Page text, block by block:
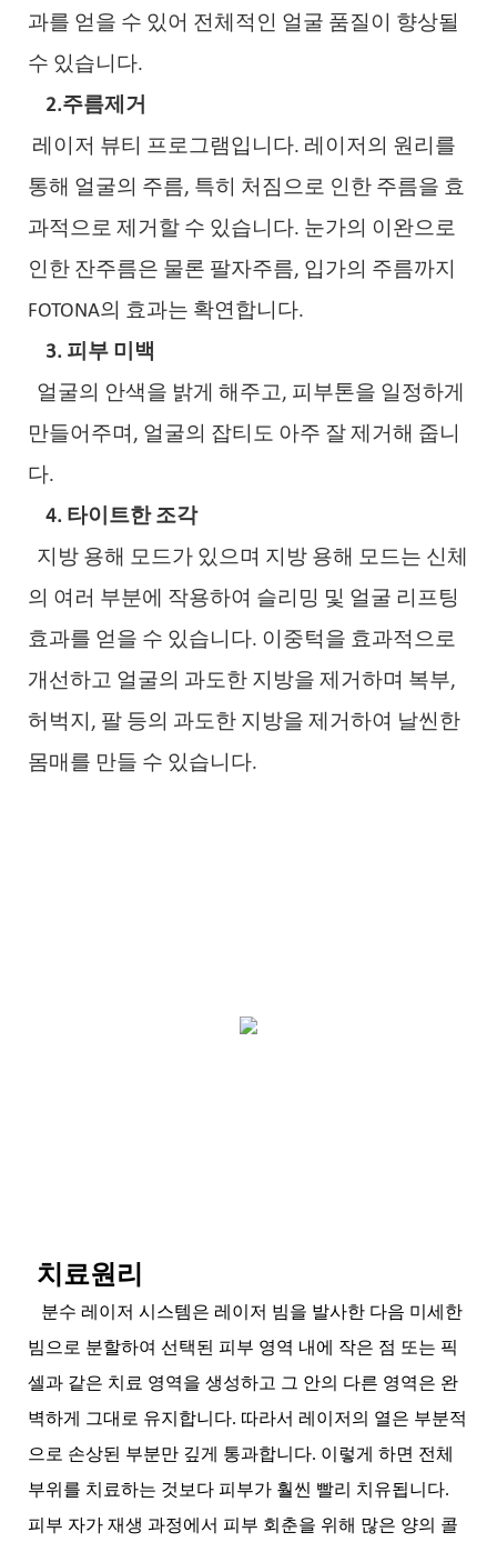
과를 얻을 수 있어 전체적인 얼굴 품질이 향상될
수 있습니다.
2.주름제거
레이저 뷰티 프로그램입니다. 레이저의 원리를
통해 얼굴의 주름, 특히 처짐으로 인한 주름을 효
과적으로 제거할 수 있습니다. 눈가의 이완으로
인한 잔주름은 물론 팔자주름, 입가의 주름까지
FOTONA의 효과는 확연합니다.
3. 피부 미백
얼굴의 안색을 밝게 해주고, 피부톤을 일정하게
만들어주며, 얼굴의 잡티도 아주 잘 제거해 줍니
다.
4. 타이트한 조각
지방 용해 모드가 있으며 지방 용해 모드는 신체
의 여러 부분에 작용하여 슬리밍 및 얼굴 리프팅
효과를 얻을 수 있습니다. 이중턱을 효과적으로
개선하고 얼굴의 과도한 지방을 제거하며 복부,
허벅지, 팔 등의 과도한 지방을 제거하여 날씬한
몸매를 만들 수 있습니다.
치료원리
분수 레이저 시스템은 레이저 빔을 발사한 다음 미세한
빔으로 분할하여 선택된 피부 영역 내에 작은 점 또는 픽
셀과 같은 치료 영역을 생성하고 그 안의 다른 영역은 완
벽하게 그대로 유지합니다. 따라서 레이저의 열은 부분적
으로 손상된 부분만 깊게 통과합니다. 이렇게 하면 전체
부위를 치료하는 것보다 피부가 훨씬 빨리 치유됩니다.
피부 자가 재생 과정에서 피부 회춘을 위해 많은 양의 콜